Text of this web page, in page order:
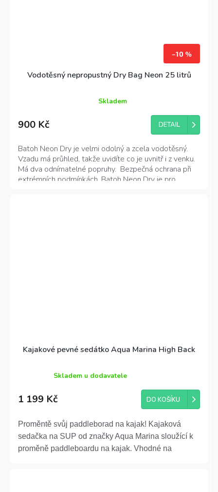
–10 %
Vodotěsný nepropustný Dry Bag Neon 25 litrů
Průměrné
hodnocení
z
5
hvězdiček.
Skladem
900 Kč DETAIL
Batoh Neon Dry je velmi odolný a zcela vodotěsný.
Vzadu má průhled, takže uvidíte co je uvnitř i z venku.
Má dva odnímatelné popruhy. Bezpečná ochrana při
extrémních podmínkách. Batoh Neon Dry je pro
Kajakové pevné sedátko Aqua Marina High Back
Průměrné
hodnocení
produktu
z
5
hvězdiček.
Skladem u dodavatele
1 199 Kč DO KOŠÍKU
Proměntě svůj paddleborad na kajak! Kajaková
sedačka na SUP od značky Aqua Marina sloužící k
proměně paddleboardu na kajak. Vhodné na